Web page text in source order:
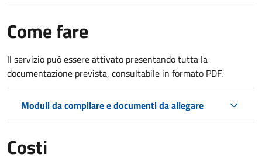
Come fare
Il servizio può essere attivato presentando tutta la
documentazione prevista, consultabile in formato PDF.
Moduli da compilare e documenti da allegare
Costi